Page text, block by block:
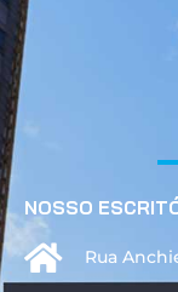
NOSSO
Rua